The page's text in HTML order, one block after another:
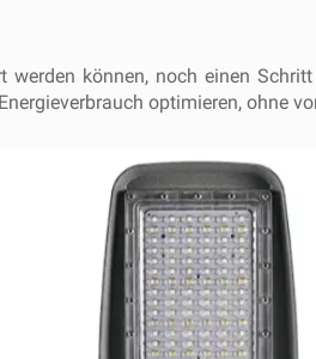
können, noch einen
optimieren, ohne